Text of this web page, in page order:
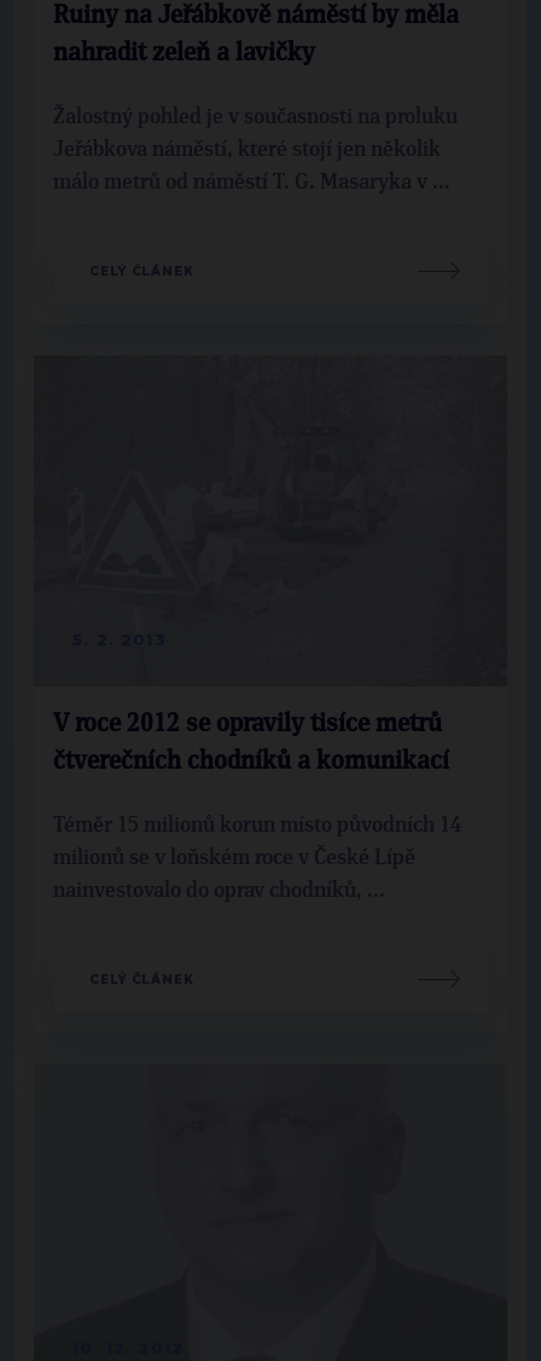
Ruiny na Jeřábkově náměstí by měla
nahradit zeleň a lavičky
Žalostný pohled je v současnosti na proluku
Jeřábkova náměstí, které stojí jen několik
málo metrů od náměstí T. G. Masaryka v ...
CELÝ ČLÁNEK
V roce 2012 se opravily tisíce metrů
čtverečních chodníků a komunikací
Téměr 15 milionů korun místo původních 14
milionů se v loňském roce v České Lípě
nainvestovalo do oprav chodníků, ...
CELÝ ČLÁNEK